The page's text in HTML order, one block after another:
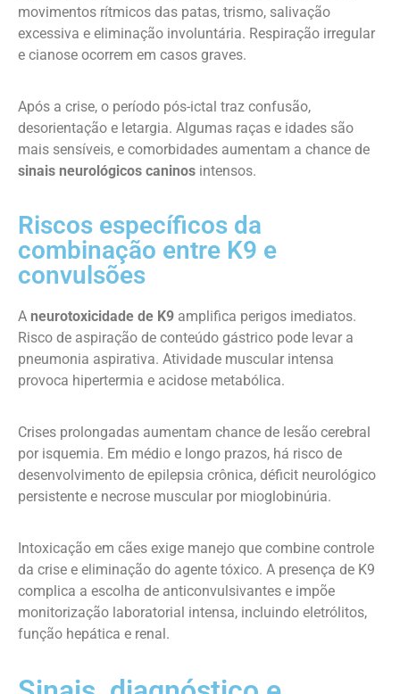
movimentos rítmicos das patas, trismo, salivação
excessiva e eliminação involuntária. Respiração irregular
e cianose ocorrem em casos graves.
Após a crise, o período pós-ictal traz confusão,
desorientação e letargia. Algumas raças e idades são
mais sensíveis, e comorbidades aumentam a chance de
sinais neurológicos caninos intensos.
Riscos específicos da
combinação entre K9 e
convulsões
A neurotoxicidade de K9 amplifica perigos imediatos.
Risco de aspiração de conteúdo gástrico pode levar a
pneumonia aspirativa. Atividade muscular intensa
provoca hipertermia e acidose metabólica.
Crises prolongadas aumentam chance de lesão cerebral
por isquemia. Em médio e longo prazos, há risco de
desenvolvimento de epilepsia crônica, déficit neurológico
persistente e necrose muscular por mioglobinúria.
Intoxicação em cães exige manejo que combine controle
da crise e eliminação do agente tóxico. A presença de K9
complica a escolha de anticonvulsivantes e impõe
monitorização laboratorial intensa, incluindo eletrólitos,
função hepática e renal.